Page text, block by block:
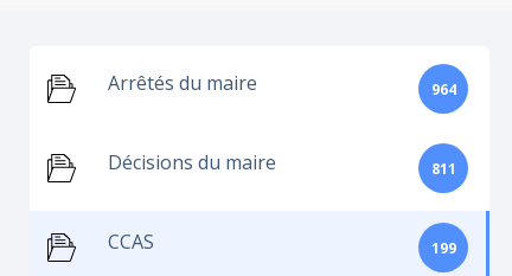
Arrêtés du maire 964
Décisions du maire 811
CCAS 199